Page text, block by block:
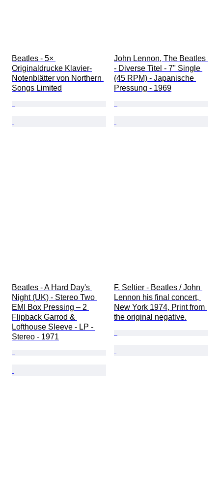
Beatles - 5×
Originaldrucke Klavier-
Notenblätter von Northern
Songs Limited
John Lennon, The Beatles
- Diverse Titel - 7" Single
(45 RPM) - Japanische
Pressung - 1969
Beatles - A Hard Day's
Night (UK) - Stereo Two
EMI Box Pressing – 2
Flipback Garrod &
Lofthouse Sleeve - LP -
Stereo - 1971
F. Seltier - Beatles / John
Lennon his final concert,
New York 1974, Print from
the original negative.